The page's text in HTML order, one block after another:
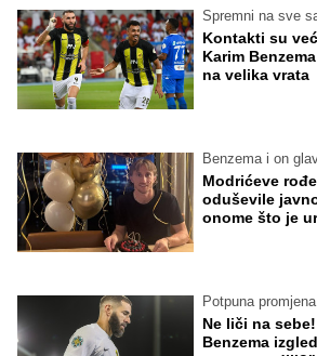
Spremni na sve
Kontakti su
Karim
na velika vrata
Benzema i on
Modrićeve
oduševile
onome što je
Potpuna
Ne liči na
Benzema